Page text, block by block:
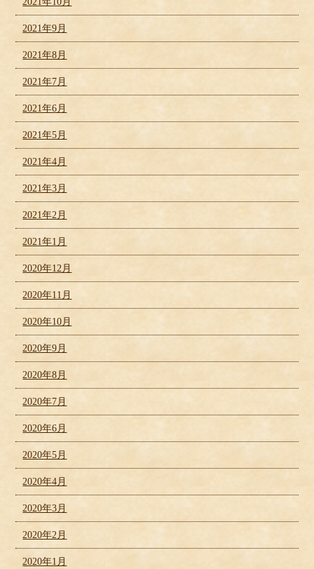
2021年9月
2021年8月
2021年7月
2021年6月
2021年5月
2021年4月
2021年3月
2021年2月
2021年1月
2020年12月
2020年11月
2020年10月
2020年9月
2020年8月
2020年7月
2020年6月
2020年5月
2020年4月
2020年3月
2020年2月
2020年1月